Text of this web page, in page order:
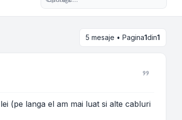
5 mesaje • Pagina1din1
(pe langa el am mai luat si alte cabluri